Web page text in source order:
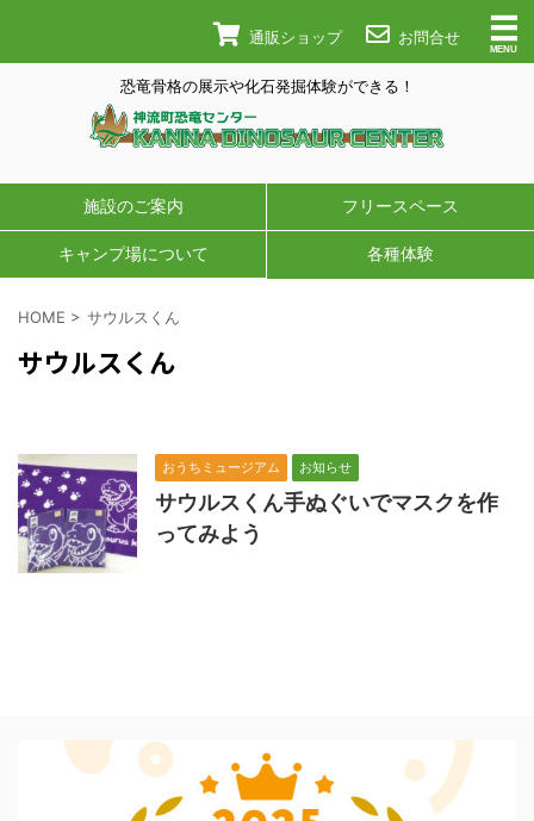
通販ショップ お問合せ
恐竜骨格の展示や化石発掘体験ができる！
施設のご案内 フリースペース
キャンプ場について 各種体験
HOME > サウルスくん
サウルスくん
おうちミュージアム お知らせ
サウルスくん手ぬぐいでマスクを作
ってみよう